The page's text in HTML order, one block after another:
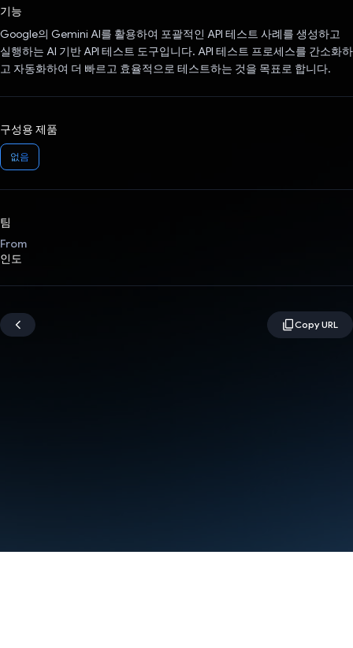
기능
Google의 Gemini AI를 활용하여 포괄적인 API 테스트 사례를 생성하고
실행하는 AI 기반 API 테스트 도구입니다. API 테스트 프로세스를 간소화하
고 자동화하여 더 빠르고 효율적으로 테스트하는 것을 목표로 합니다.
구성용 제품
없음
팀
From
인도